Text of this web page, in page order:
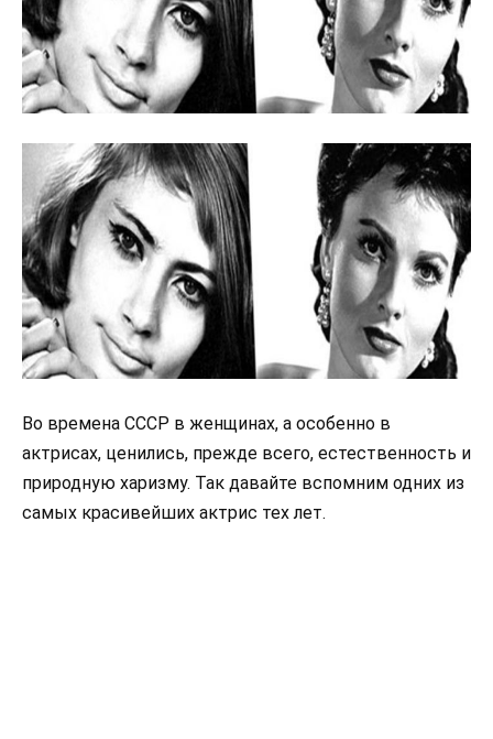
Во времена СССР в женщинах, а особенно в
актрисах, ценились, прежде всего, естественность и
природную харизму. Так давайте вспомним одних из
самых красивейших актрис тех лет.